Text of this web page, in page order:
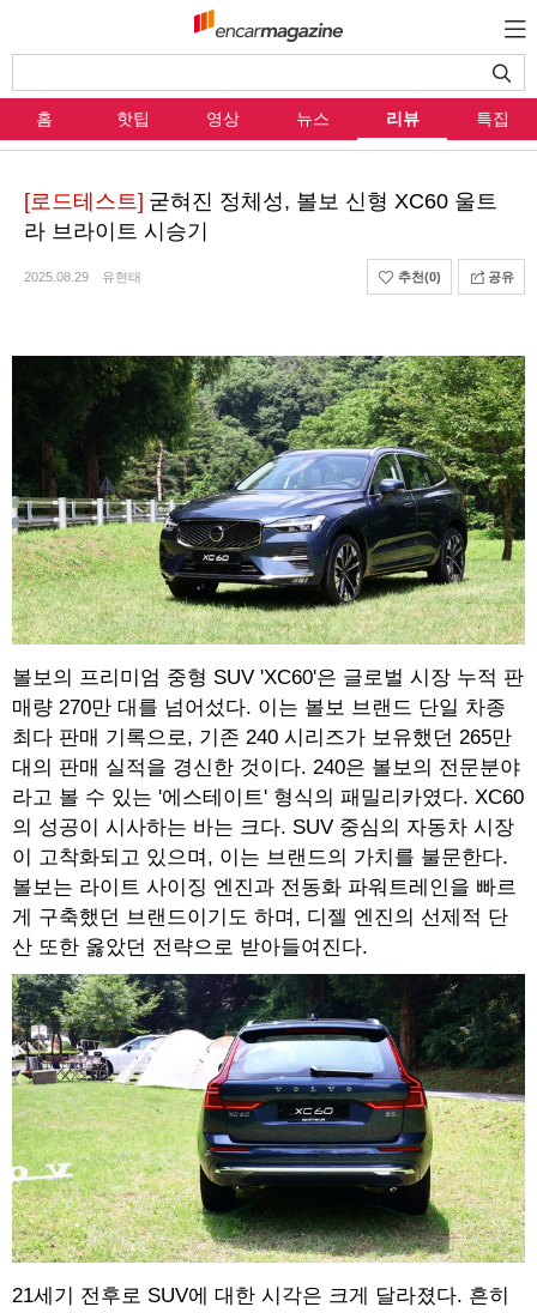
홈 핫팁 영상 뉴스 리뷰 특집
[로드테스트] 굳혀진 정체성, 볼보 신형 XC60 울트
라 브라이트 시승기
2025.08.29 유현태 추천(0) 공유
볼보의 프리미엄 중형 SUV 'XC60'은 글로벌 시장 누적 판
매량 270만 대를 넘어섰다. 이는 볼보 브랜드 단일 차종
최다 판매 기록으로, 기존 240 시리즈가 보유했던 265만
대의 판매 실적을 경신한 것이다. 240은 볼보의 전문분야
라고 볼 수 있는 '에스테이트' 형식의 패밀리카였다. XC60
의 성공이 시사하는 바는 크다. SUV 중심의 자동차 시장
이 고착화되고 있으며, 이는 브랜드의 가치를 불문한다.
볼보는 라이트 사이징 엔진과 전동화 파워트레인을 빠르
게 구축했던 브랜드이기도 하며, 디젤 엔진의 선제적 단
산 또한 옳았던 전략으로 받아들여진다.
21세기 전후로 SUV에 대한 시각은 크게 달라졌다. 흔히